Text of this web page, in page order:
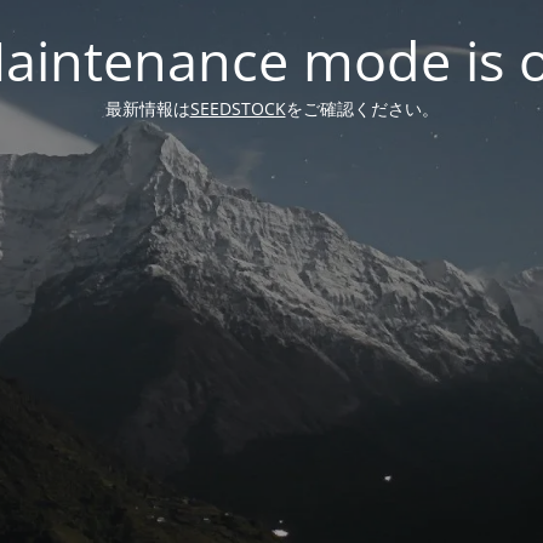
mode is
最新情報はSEEDSTOCKをご確認ください。